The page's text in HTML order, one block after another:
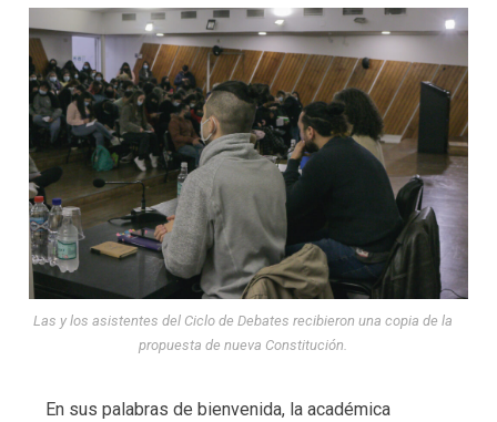
Las y los asistentes del Ciclo de Debates recibieron una copia de la
propuesta de nueva Constitución.
En sus palabras de bienvenida, la académica